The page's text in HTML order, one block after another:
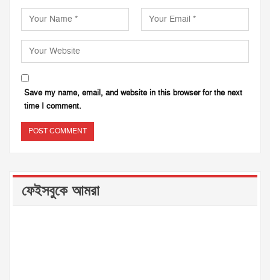
Save my name, email, and website in this browser for the next
time I comment.
ফেইসবুকে আমরা